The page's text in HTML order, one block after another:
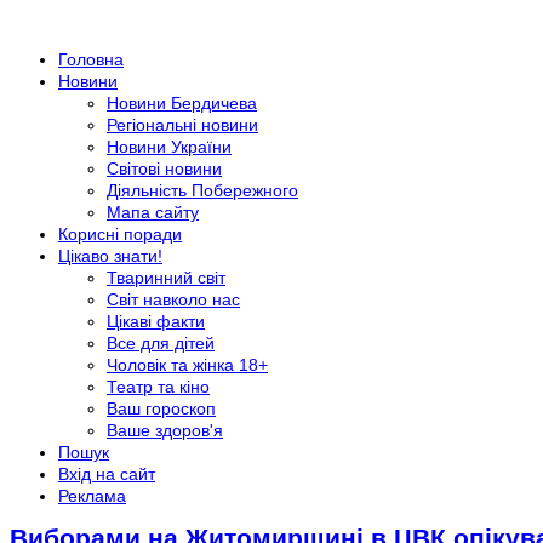
Головна
Новини
Новини Бердичева
Регіональні новини
Новини України
Світові новини
Діяльність Побережного
Мапа сайту
Корисні поради
Цікаво знати!
Тваринний світ
Світ навколо нас
Цікаві факти
Все для дітей
Чоловік та жінка 18+
Театр та кіно
Ваш гороскоп
Ваше здоров'я
Пошук
Вхід на сайт
Реклама